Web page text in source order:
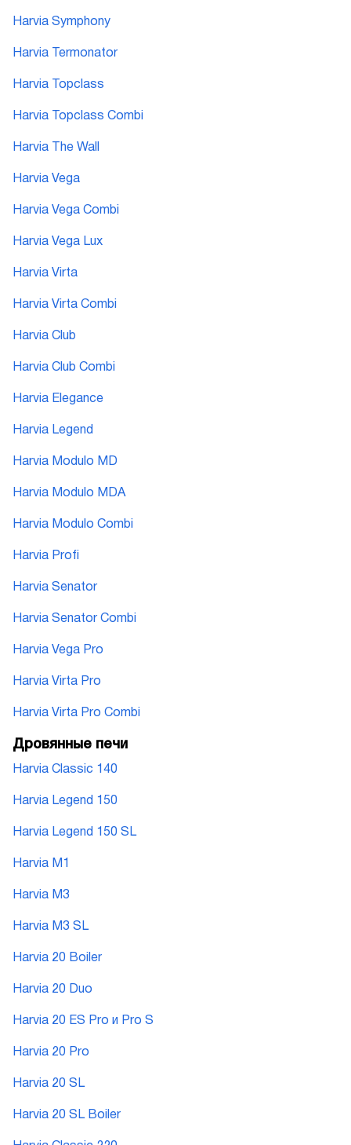
Harvia Symphony
Harvia Termonator
Harvia Topclass
Harvia Topclass Combi
Harvia The Wall
Harvia Vega
Harvia Vega Combi
Harvia Vega Lux
Harvia Virta
Harvia Virta Combi
Harvia Club
Harvia Club Combi
Harvia Elegance
Harvia Legend
Harvia Modulo MD
Harvia Modulo MDA
Harvia Modulo Combi
Harvia Profi
Harvia Senator
Harvia Senator Combi
Harvia Vega Pro
Harvia Virta Pro
Harvia Virta Pro Combi
Дровянные печи
Harvia Classic 140
Harvia Legend 150
Harvia Legend 150 SL
Harvia M1
Harvia M3
Harvia M3 SL
Harvia 20 Boiler
Harvia 20 Duo
Harvia 20 ES Pro и Pro S
Harvia 20 Pro
Harvia 20 SL
Harvia 20 SL Boiler